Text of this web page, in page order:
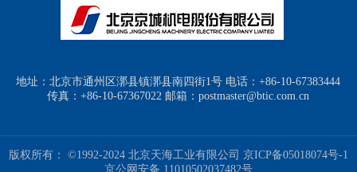
地址：北京市通州区漷县镇漷县南四街1号 电话：+86-10-67383444
传真：+86-10-67367022 邮箱：postmaster@btic.com.cn
版权所有： ©1992-2024 北京天海工业有限公司 京ICP备05018074号-1
京公网安备 11010502037482号